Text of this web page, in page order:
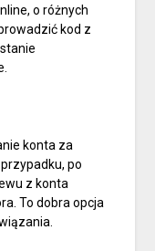
o różnych
kod z
konta za
po
z konta
To dobra opcja